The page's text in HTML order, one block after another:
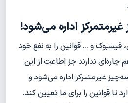
فیسبوک و ... قوانین را به نفع خود
ندارند جز اطاعت از این
غیرمتمرکز اداره می‌شود و
تا قوانین را برای ما تعیین کند.